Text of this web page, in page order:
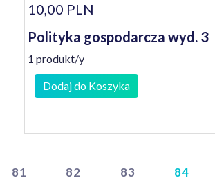
10,00 PLN
Polityka gospodarcza wyd. 3
1 produkt/y
Dodaj do Koszyka
81 82 83 84